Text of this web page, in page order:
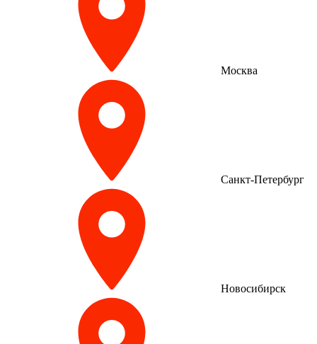
Москва
Санкт-Петербург
Новосибирск